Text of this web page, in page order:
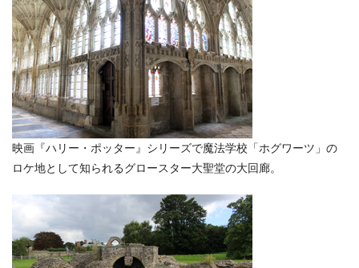
映画『ハリー・ポッター』シリーズで魔法学校「ホグワーツ」の
ロケ地として知られるグロースター大聖堂の大回廊。